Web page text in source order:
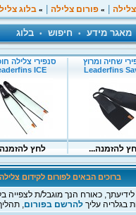
|
» פורום צלילה |
» בלוג
מאגר מידע • חיפוש • בלוג
ברוכים הבאים לפורום לקידום
לידיעתך, כאורח הנך מוגבל/ת לצפייה
בגלריה עליךלהרשם בפורום,